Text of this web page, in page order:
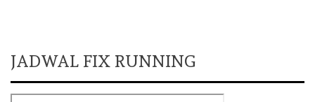
JADWAL FIX RUNNING